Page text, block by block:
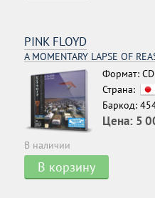
PINK FLOYD
A MOMENTARY LAPSE OF
Формат: CD
Страна:
Баркод:
Цена: 5
В наличии
В корзину